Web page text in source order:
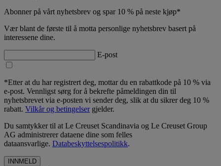
Abonner på vårt nyhetsbrev og spar 10 % på neste kjøp*
Vær blant de første til å motta personlige nyhetsbrev basert på
interessene dine.
E-post
*Etter at du har registrert deg, mottar du en rabattkode på 10 % via
e-post. Vennligst sørg for å bekrefte påmeldingen din til
nyhetsbrevet via e-posten vi sender deg, slik at du sikrer deg 10 %
rabatt. Vilkår og betingelsergjelder.
Du samtykker til at Le Creuset Scandinavia og Le Creuset Group
AG administrerer dataene dine som felles
dataansvarlige. Databeskyttelsespolitikk.